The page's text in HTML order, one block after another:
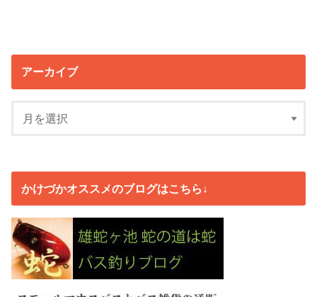
アーカイブ
かけづかオススメのブログはこちら↓